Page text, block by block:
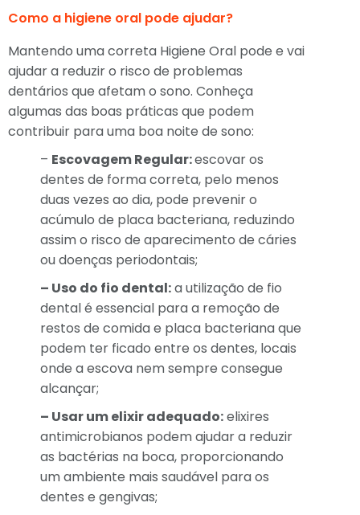
Como a higiene oral pode ajudar?
Mantendo uma correta Higiene Oral pode e vai
ajudar a reduzir o risco de problemas
dentários que afetam o sono. Conheça
algumas das boas práticas que podem
contribuir para uma boa noite de sono:
– Escovagem Regular:escovar os
dentes de forma correta, pelo menos
duas vezes ao dia, pode prevenir o
acúmulo de placa bacteriana, reduzindo
assim o risco de aparecimento de cáries
ou doenças periodontais;
– Uso do fio dental:a utilização de fio
dental é essencial para a remoção de
restos de comida e placa bacteriana que
podem ter ficado entre os dentes, locais
onde a escova nem sempre consegue
alcançar;
– Usar um elixir adequado:elixires
antimicrobianos podem ajudar a reduzir
as bactérias na boca, proporcionando
um ambiente mais saudável para os
dentes e gengivas;